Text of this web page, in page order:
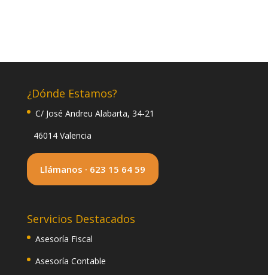
¿Dónde Estamos?
C/ José Andreu Alabarta, 34-21
46014 Valencia
Llámanos · 623 15 64 59
Servicios Destacados
Asesoría Fiscal
Asesoría Contable